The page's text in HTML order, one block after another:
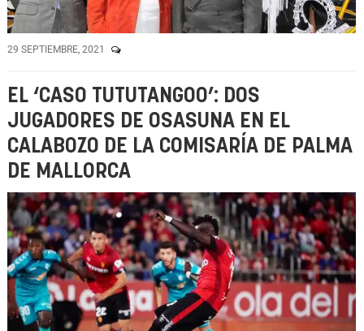
29 SEPTIEMBRE, 2021
EL ‘CASO TUTUTANGOO’: DOS
JUGADORES DE OSASUNA EN EL
CALABOZO DE LA COMISARÍA DE PALMA
DE MALLORCA